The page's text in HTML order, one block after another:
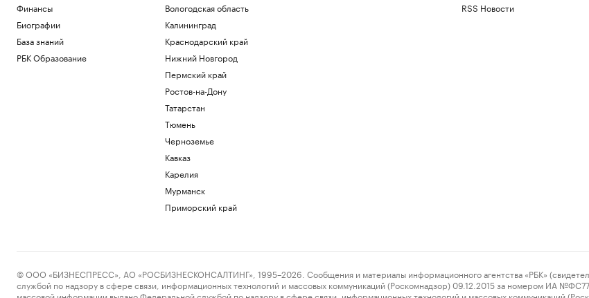
Финансы
Биографии
База знаний
РБК Образование
Вологодская область
Калининград
Краснодарский край
Нижний Новгород
Пермский край
Ростов-на-Дону
Татарстан
Тюмень
Черноземье
Кавказ
Карелия
Мурманск
Приморский край
RSS Новости
© ООО «БИЗНЕСПРЕСС», АО «РОСБИЗНЕСКОНСАЛТИНГ», 1995–2026. Сообщения и материалы информационного агентства «РБК»
службой по надзору в сфере связи, информационных технологий и массовых коммуникаций (Роскомнадзор) 09.12.2015 за номером ИА